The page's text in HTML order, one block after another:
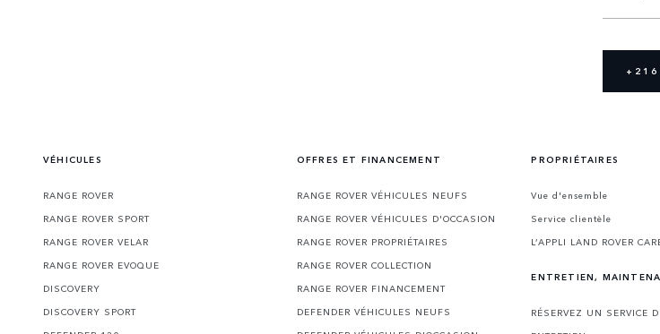
VÉHICULES
RANGE ROVER
RANGE ROVER SPORT
RANGE ROVER VELAR
RANGE ROVER EVOQUE
DISCOVERY
DISCOVERY SPORT
OFFRES ET FINANCEMENT
RANGE ROVER VÉHICULES NEUFS
RANGE ROVER VÉHICULES D'OCCASION
RANGE ROVER PROPRIÉTAIRES
RANGE ROVER COLLECTION
RANGE ROVER FINANCEMENT
DEFENDER VÉHICULES NEUFS
PROPRIÉTAIRES
Vue d'ensemble
Service clientèle
L’APPLI LAND ROVER
ENTRETIEN,
RÉSERVEZ UN SERVICE